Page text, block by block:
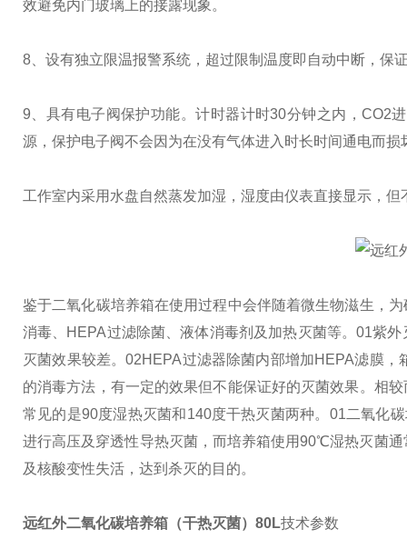
效避免内门玻璃上的接露现象。
8、设有独立限温报警系统，超过限制温度即自动中断，保
9、具有电子阀保护功能。计时器计时30分钟之内，CO2
源，保护电子阀不会因为在没有气体进入时长时间通电而损
工作室内采用水盘自然蒸发加湿，湿度由仪表直接显示，
鉴于二氧化碳培养箱在使用过程中会伴随着微生物滋生，
消毒、HEPA过滤除菌、液体消毒剂及加热灭菌等。01紫外
灭菌效果较差。02HEPA过滤器除菌内部增加HEPA滤膜，
的消毒方法，有一定的效果但不能保证好的灭菌效果。 相较
常见的是90度湿热灭菌和140度干热灭菌两种。 01二氧化
进行高压及穿透性导热灭菌，而培养箱使用90℃湿热灭菌
及核酸变性失活，达到杀灭的目的。
远红外二氧化碳培养箱（干热灭菌）80L技术参数